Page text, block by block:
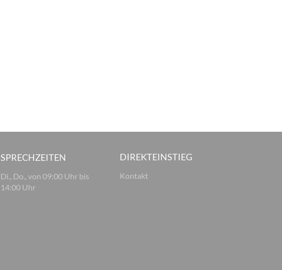
SPRECHZEITEN
Di., Do., von 09:00 Uhr bis
14:00 Uhr
DIREKTEINSTIEG
Kontakt